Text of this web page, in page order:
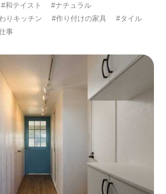
#自宅で仕事 #ペットと暮らす
の住まい #緑がいっぱい
#和テイスト
#ナチュラル
りキッチン #作り付けの家具
#タイル
事